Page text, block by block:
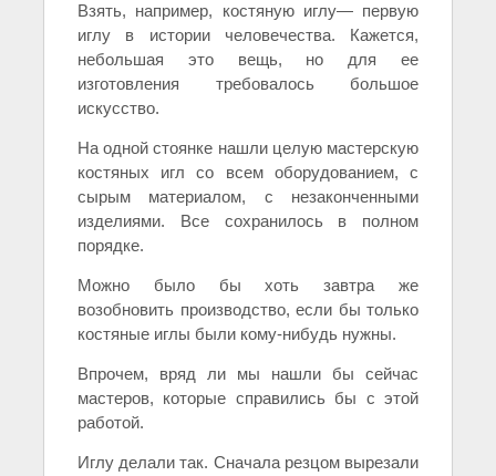
Взять, например, костяную иглу— первую
иглу в истории человечества. Кажется,
небольшая это вещь, но для ее
изготовления требовалось большое
искусство.
На одной стоянке нашли целую мастерскую
костяных игл со всем оборудованием, с
сырым материалом, с незаконченными
изделиями. Все сохранилось в полном
порядке.
Можно было бы хоть завтра же
возобновить производство, если бы только
костяные иглы были кому-нибудь нужны.
Впрочем, вряд ли мы нашли бы сейчас
мастеров, которые справились бы с этой
работой.
Иглу делали так. Сначала резцом вырезали